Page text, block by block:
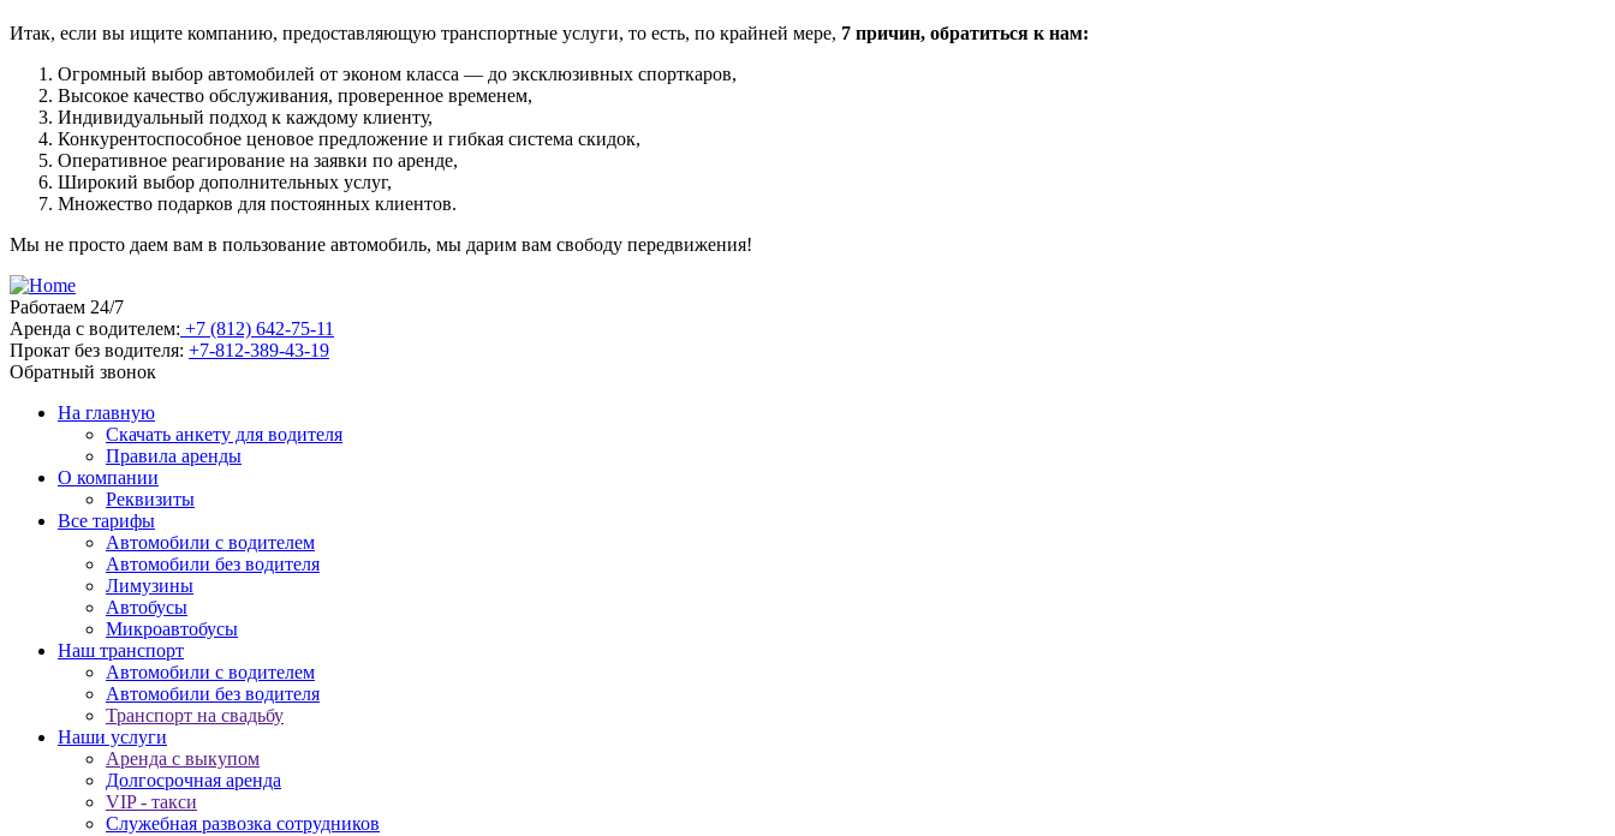
Итак, если вы ищите компанию, предоставляющую транспортные услуги, то есть, по крайней мере, 7 причин, обратиться к нам:
Огромный выбор автомобилей от эконом класса — до эксклюзивных спорткаров,
Высокое качество обслуживания, проверенное временем,
Индивидуальный подход к каждому клиенту,
Конкурентоспособное ценовое предложение и гибкая система скидок,
Оперативное реагирование на заявки по аренде,
Широкий выбор дополнительных услуг,
Множество подарков для постоянных клиентов.
Мы не просто даем вам в пользование автомобиль, мы дарим вам свободу передвижения!
Работаем 24/7
Аренда с водителем: +7 (812) 642-75-11
Прокат без водителя: +7-812-389-43-19
Обратный звонок
На главную
Скачать анкету для водителя
Правила аренды
О компании
Реквизиты
Все тарифы
Автомобили с водителем
Автомобили без водителя
Лимузины
Автобусы
Микроавтобусы
Наш транспорт
Автомобили с водителем
Автомобили без водителя
Транспорт на свадьбу
Наши услуги
Аренда с выкупом
Долгосрочная аренда
VIP - такси
Служебная развозка сотрудников